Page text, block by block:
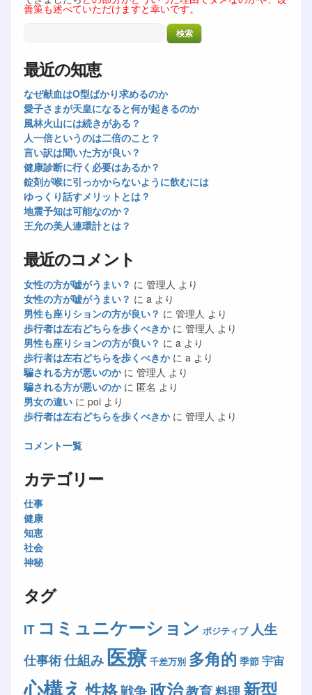
善策も述べていただけますと幸いです。
最近の知恵
なぜ献血はO型ばかり求めるのか
愛子さまが天皇になると何が起きるのか
風林火山には続きがある？
人一倍というのは二倍のこと？
言い訳は聞いた方が良い？
健康診断に行く必要はあるか？
錠剤が喉に引っかからないように飲むには
ゆっくり話すメリットとは？
地震予知は可能なのか？
王允の美人連環計とは？
最近のコメント
女性の方が嘘がうまい？ に 管理人 より
女性の方が嘘がうまい？ に a より
男性も座りションの方が良い？ に 管理人 より
歩行者は左右どちらを歩くべきかに 管理人 より
男性も座りションの方が良い？ に a より
歩行者は左右どちらを歩くべきかに a より
騙される方が悪いのかに 管理人 より
騙される方が悪いのかに 匿名 より
男女の違いに poiより
歩行者は左右どちらを歩くべきかに 管理人 より
コメント一覧
カテゴリー
仕事
健康
知恵
社会
神秘
タグ
IT コミュニケーション ポジティブ 人生
仕事術仕組み医療 千差万別 多角的 季節 宇宙
心構え 性格戦争政治教育料理 新型